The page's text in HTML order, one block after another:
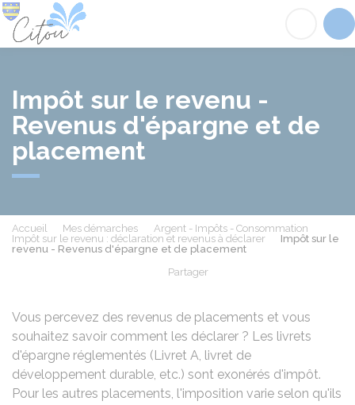
Impôt sur le revenu -
Revenus d'épargne et de
placement
Accueil Mes démarches
Argent - Impôts - Consommation
Impôt sur le revenu : déclaration et revenus à déclarer
Impôt sur le
revenu - Revenus d'épargne et de placement
Partager
Vous percevez des revenus de placements et vous
souhaitez savoir comment les déclarer ? Les livrets
d'épargne réglementés (Livret A, livret de
développement durable, etc.) sont exonérés d'impôt.
Pour les autres placements, l'imposition varie selon qu'ils